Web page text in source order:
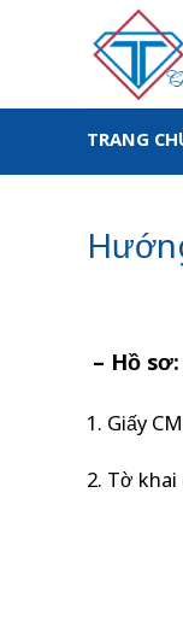
TRANG
– Hồ sơ:
1. Giấy
2. Tờ